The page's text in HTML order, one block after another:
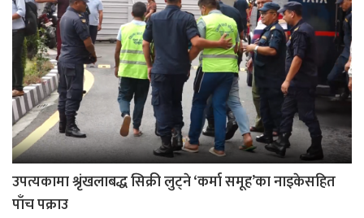
उपत्यकामा श्रृंखलाबद्ध सिक्री लुट्ने ‘कर्मा समूह’का नाइकेसहित
पाँच पक्राउ